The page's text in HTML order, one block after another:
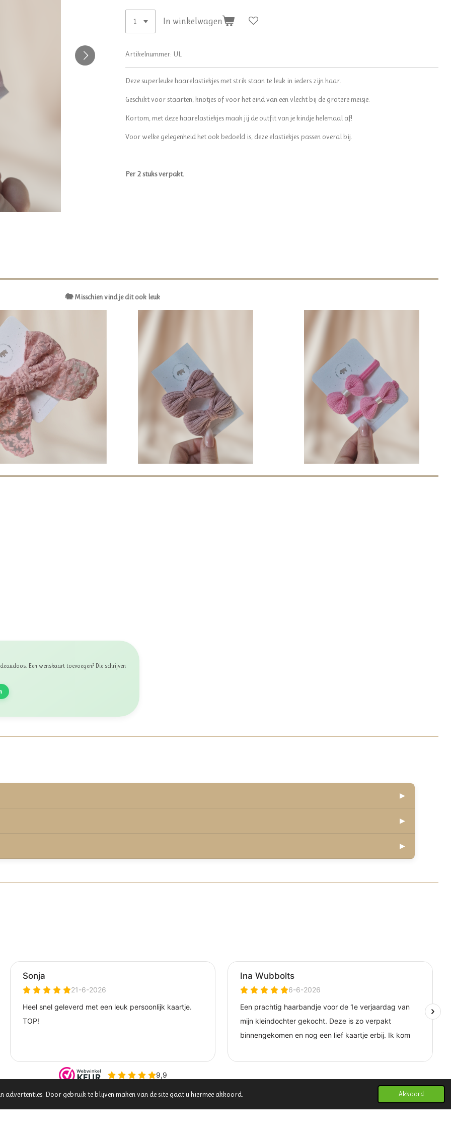
Door gebruik te blijven maken van de site gaat u hiermee akkoord. Akkoord
In winkelwagen
Artikelnummer: UL
Deze superleuke haarelastiekjes met strik staan te leuk in ieders zijn haar.
Geschikt voor staarten, knotjes of voor het eind van een vlecht bij de grotere meisje.
Kortom, met deze haarelastiekjes maak jij de outfit van je kindje helemaal af!
Voor welke gelegenheid het ook bedoeld is, deze elastiekjes passen overal bij.
Per 2 stuks verpakt.
🐘 Misschien vind je dit ook leuk
Een wenskaart toevoegen? Die schrijven
▶
▶
▶